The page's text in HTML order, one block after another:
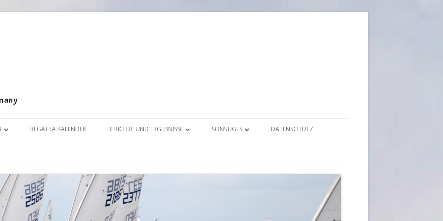
& FOTOS
REGATTA KALENDER BERICHTE UND ERGEBNISSE
2016
2015
SONSTIGES DATENSCHUTZ